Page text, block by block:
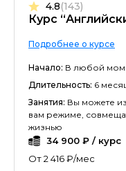
Курс
4.8(143)
Подробнее о курсе
Начало: В любой
Длительность: 6
Занятия: Вы можете
вам режиме,
жизнью
34 900 ₽ / курс
От 2 416 ₽/мес